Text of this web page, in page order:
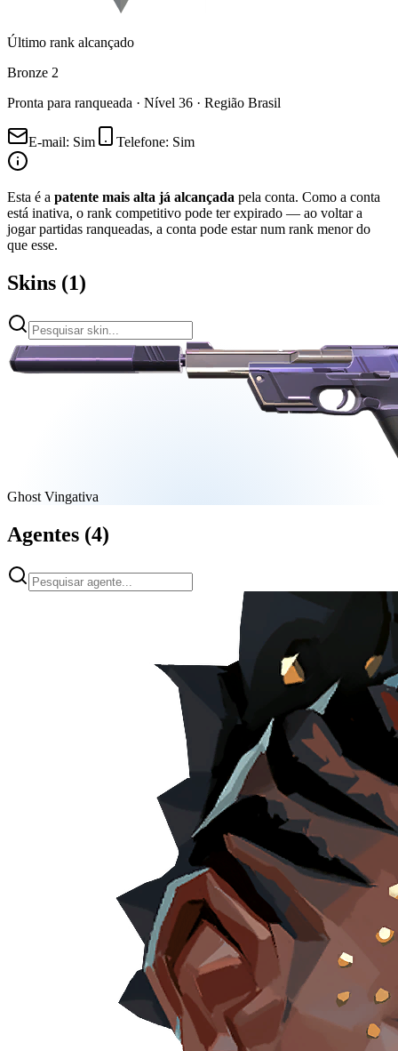
Último rank alcançado
Bronze 2
Pronta para ranqueada · Nível 36 · Região Brasil
E-mail: Sim Telefone: Sim
Esta é a patente mais alta já alcançada pela conta. Como a conta
está inativa, o rank competitivo pode ter expirado — ao voltar a
jogar partidas ranqueadas, a conta pode estar num rank menor do
que esse.
Skins (1)
Ghost Vingativa
Agentes (4)